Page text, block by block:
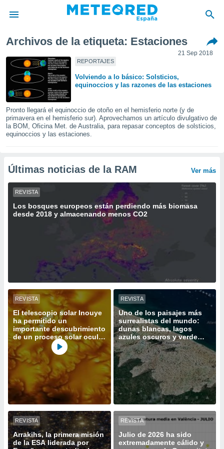
de
por
para
la
que se
calidad.
a este
las
y
digital
basada
coste.
botón
a la
la
todas
ya sean
nuestros
y análisis
en
así como
perfil
y
ACEPTAR
CONTINUAR
CONFIGURACIÓN
Archivos de la etiqueta: Estaciones
REPORTAJES
21 Sep 2018
Volviendo a lo básico: Solsticios,
equinoccios y las razones de las estaciones
Pronto llegará el equinoccio de otoño en el hemisferio norte (y de
primavera en el hemisferio sur). Aprovechamos un artículo divulgativo de
la BOM, Oficina Met. de Australia, para repasar conceptos de solsticios,
equinoccios y las estaciones.
Últimas noticias de la RAM Ver más
REVISTA
Los bosques europeos están perdiendo más biomasa
desde 2018 y almacenando menos CO2
REVISTA
El telescopio solar Inouye
ha permitido un
importante descubrimiento
de un proceso solar oculto
hasta ahora
REVISTA
Uno de los paisajes más
surrealistas del mundo:
dunas blancas, lagos
azules oscuros y verde
vegetación
REVISTA
Arrakihs, la primera misión
de la ESA liderada por
REVISTA
Julio de 2026 ha sido
extremadamente cálido y